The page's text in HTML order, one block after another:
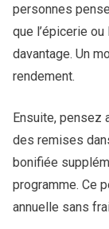
personnes
que l’épicerie
davantage. Un
rendement.
Ensuite, pensez
des remises
bonifiée
programme. Ce
annuelle sans